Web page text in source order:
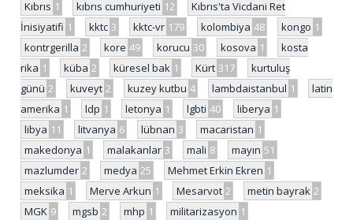
Kıbrıs 1 kıbrıs cumhuriyeti 12
Kıbrıs'ta Vicdani Ret
İnisiyatifi 1 kktc 3 kktc-vr 179 kolombiya 48 kongo 1
kontrgerilla 2 kore 49 korucu 30 kosova 1
kosta
rika 1 küba 2 küresel bak 1 Kürt 317
kurtuluş
günü 2 kuveyt 2 kuzey kutbu 4 lambdaistanbul 1
latin
amerika 1 ldp 1 letonya 1 lgbti 40 liberya 1
libya 11 litvanya 6 lübnan 3 macaristan 1
makedonya 1 malakanlar 3 mali 8 mayın 51
mazlumder 2 medya 25 Mehmet Erkin Ekren 1
meksika 1 Merve Arkun 1 Mesarvot 2 metin bayrak 2
MGK 9 mgsb 2 mhp 1 militarizasyon 1